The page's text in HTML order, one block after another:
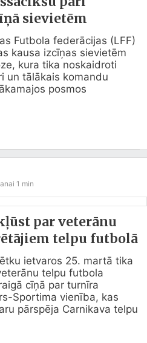
sievietēm
Futbola federācijas (LFF)
kausa izcīņas sievietēm
kura tika noskaidroti
un tālākais komandu
1 min
par veterānu
telpu futbolā
ietvaros 25. martā tika
telpu futbola
cīņā par turnīra
Sportima vienība, kas
pārspēja Carnikava telpu